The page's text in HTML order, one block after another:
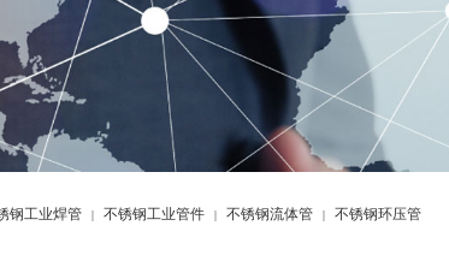
钢工业焊管 | 不锈钢工业管件 | 不锈钢流体管 | 不锈钢环压管